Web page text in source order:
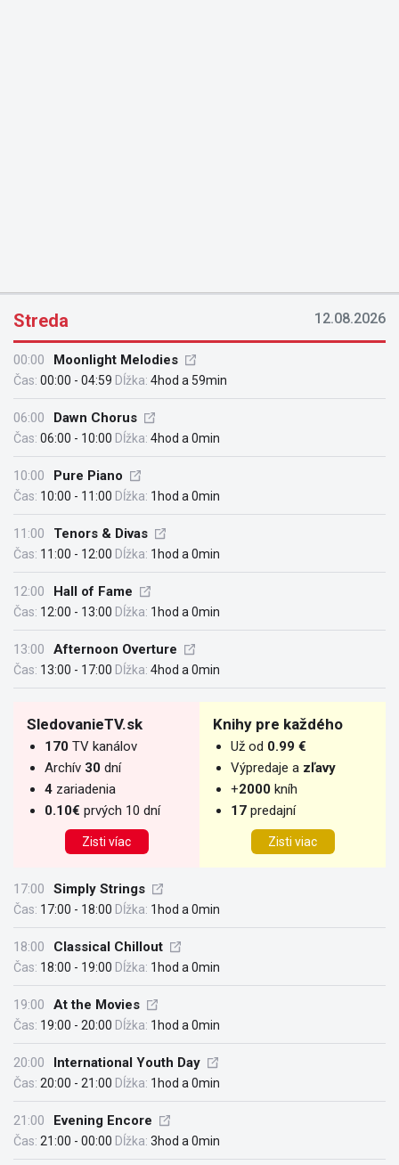
Streda 12.08.2026
00:00 Moonlight Melodies
Čas: 00:00 - 04:59 Dĺžka: 4hod a 59min
06:00 Dawn Chorus
Čas: 06:00 - 10:00 Dĺžka: 4hod a 0min
10:00 Pure Piano
Čas: 10:00 - 11:00 Dĺžka: 1hod a 0min
11:00 Tenors & Divas
Čas: 11:00 - 12:00 Dĺžka: 1hod a 0min
12:00 Hall of Fame
Čas: 12:00 - 13:00 Dĺžka: 1hod a 0min
13:00 Afternoon Overture
Čas: 13:00 - 17:00 Dĺžka: 4hod a 0min
SledovanieTV.sk
170 TV kanálov
Archív 30 dní
4 zariadenia
0.10€ prvých 10 dní
Zisti víac
Knihy pre každého
Už od 0.99 €
Výpredaje a zľavy
+2000 kníh
17 predajní
Zisti viac
17:00 Simply Strings
Čas: 17:00 - 18:00 Dĺžka: 1hod a 0min
18:00 Classical Chillout
Čas: 18:00 - 19:00 Dĺžka: 1hod a 0min
19:00 At the Movies
Čas: 19:00 - 20:00 Dĺžka: 1hod a 0min
20:00 International Youth Day
Čas: 20:00 - 21:00 Dĺžka: 1hod a 0min
21:00 Evening Encore
Čas: 21:00 - 00:00 Dĺžka: 3hod a 0min